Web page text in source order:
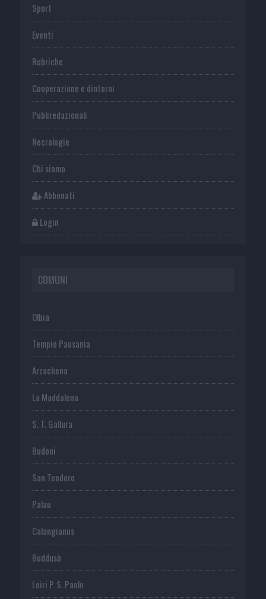
Sport
Eventi
Rubriche
Cooperazione e dintorni
Publiredazionali
Necrologie
Chi siamo
Abbonati
Login
COMUNI
Olbia
Tempio Pausania
Arzachena
La Maddalena
S. T. Gallura
Budoni
San Teodoro
Palau
Calangianus
Buddusò
Loiri P. S. Paolo